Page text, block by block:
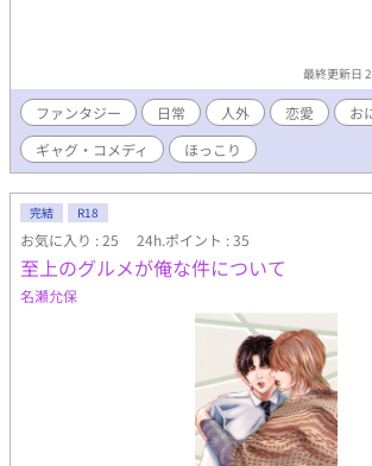
最終更新日
ファンタジー 日常 人外 恋愛
お
ギャグ・コメディ
ほっこり
完結 R18
お気に入り : 25 24h.ポイント : 35
至上のグルメが俺な件について
名瀬允保